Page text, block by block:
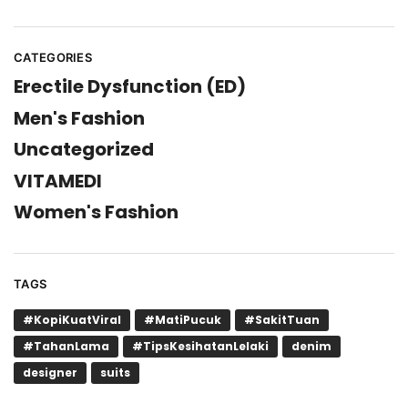
CATEGORIES
Erectile Dysfunction (ED)
Men's Fashion
Uncategorized
VITAMEDI
Women's Fashion
TAGS
#KopiKuatViral #MatiPucuk
#SakitTuan
#TahanLama
#TipsKesihatanLelaki
denim
designer
suits